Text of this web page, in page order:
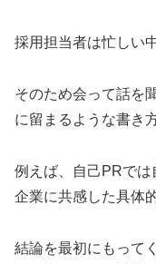
採用担当者は忙しい
そのため会って話を
に留まるような書き
例えば、自己PRで
企業に共感した具体
結論を最初にもって